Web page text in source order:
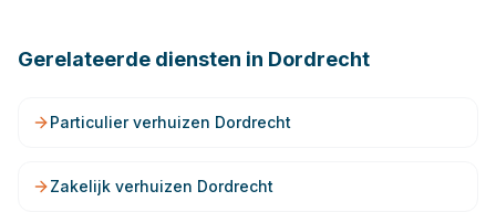
Gerelateerde diensten in Dordrecht
Particulier verhuizen Dordrecht
Zakelijk verhuizen Dordrecht